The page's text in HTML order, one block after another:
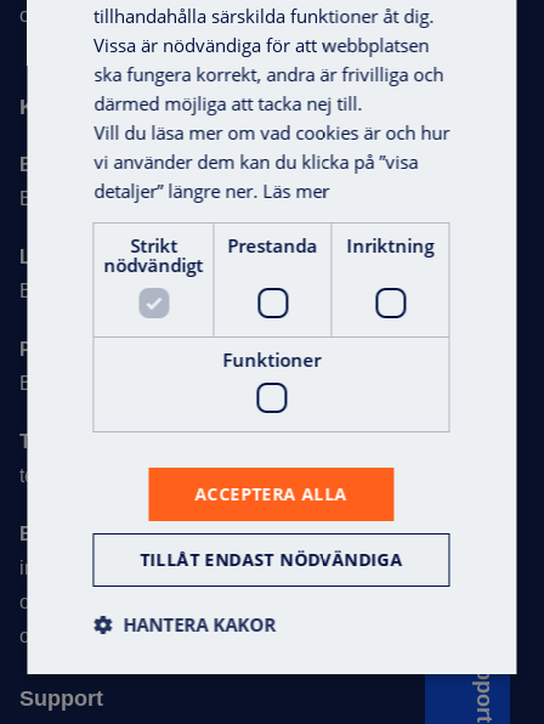
Support
område.
Kontaktuppgifter
Besöksadress:
Byängsgränd 22, 120 40 Årsta
Leveransadress:
Byängsgränd 20, 120 40 Årsta
Postadress:
Box 90215, 120 23 Stockholm, Sweden
Telefon:
tel. +46 8 722 34 40
E-post:
info@axema.se
order@axema.se
offert@axema.se
Support
tillhandahålla särskilda funktioner åt dig.
Vissa är nödvändiga för att webbplatsen
ska fungera korrekt, andra är frivilliga och
därmed möjliga att tacka nej till.
Vill du läsa mer om vad cookies är och hur
vi använder dem kan du klicka på ”visa
detaljer” längre ner. Läs mer
Strikt
nödvändigt
Prestanda Inriktning
Funktioner
ACCEPTERA ALLA
TILLÅT ENDAST NÖDVÄNDIGA
HANTERA KAKOR